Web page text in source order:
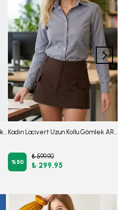
Kadın Açık Yeşil Kolu Lastikli Bürümcük Gömlek ARM-24K001002 Kadın Lacivert Uzun Kollu Gömlek ARM-26K001098
%50
₺ 599.90
₺ 299.95